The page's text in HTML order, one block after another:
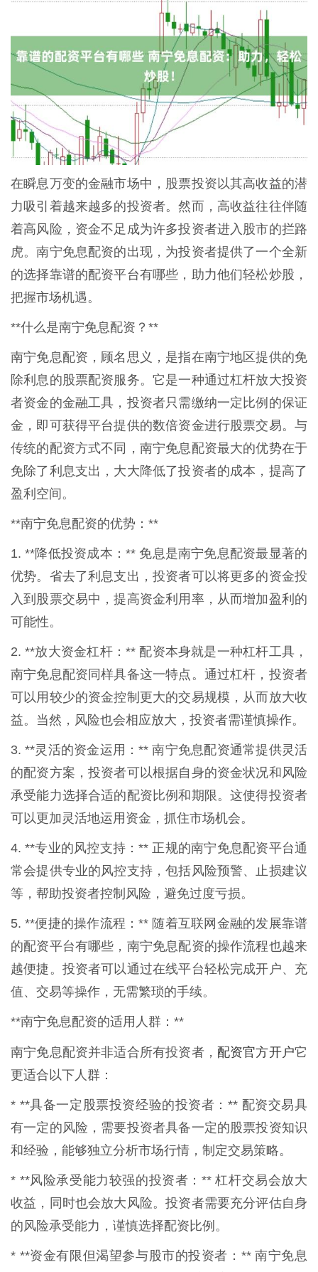
在瞬息万变的金融市场中，股票投资以其高收益的潜
力吸引着越来越多的投资者。然而，高收益往往伴随
着高风险，资金不足成为许多投资者进入股市的拦路
虎。南宁免息配资的出现，为投资者提供了一个全新
的选择靠谱的配资平台有哪些，助力他们轻松炒股，
把握市场机遇。
**什么是南宁免息配资？**
南宁免息配资，顾名思义，是指在南宁地区提供的免
除利息的股票配资服务。它是一种通过杠杆放大投资
者资金的金融工具，投资者只需缴纳一定比例的保证
金，即可获得平台提供的数倍资金进行股票交易。与
传统的配资方式不同，南宁免息配资最大的优势在于
免除了利息支出，大大降低了投资者的成本，提高了
盈利空间。
**南宁免息配资的优势：**
1. **降低投资成本：** 免息是南宁免息配资最显著的
优势。省去了利息支出，投资者可以将更多的资金投
入到股票交易中，提高资金利用率，从而增加盈利的
可能性。
2. **放大资金杠杆：** 配资本身就是一种杠杆工具，
南宁免息配资同样具备这一特点。通过杠杆，投资者
可以用较少的资金控制更大的交易规模，从而放大收
益。当然，风险也会相应放大，投资者需谨慎操作。
3. **灵活的资金运用：** 南宁免息配资通常提供灵活
的配资方案，投资者可以根据自身的资金状况和风险
承受能力选择合适的配资比例和期限。这使得投资者
可以更加灵活地运用资金，抓住市场机会。
4. **专业的风控支持：** 正规的南宁免息配资平台通
常会提供专业的风控支持，包括风险预警、止损建议
等，帮助投资者控制风险，避免过度亏损。
5. **便捷的操作流程：** 随着互联网金融的发展靠谱
的配资平台有哪些，南宁免息配资的操作流程也越来
越便捷。投资者可以通过在线平台轻松完成开户、充
值、交易等操作，无需繁琐的手续。
**南宁免息配资的适用人群：**
南宁免息配资并非适合所有投资者， 配资官方开户它
更适合以下人群：
* **具备一定股票投资经验的投资者：** 配资交易具
有一定的风险，需要投资者具备一定的股票投资知识
和经验，能够独立分析市场行情，制定交易策略。
* **风险承受能力较强的投资者：** 杠杆交易会放大
收益，同时也会放大风险。投资者需要充分评估自身
的风险承受能力，谨慎选择配资比例。
* **资金有限但渴望参与股市的投资者：** 南宁免息